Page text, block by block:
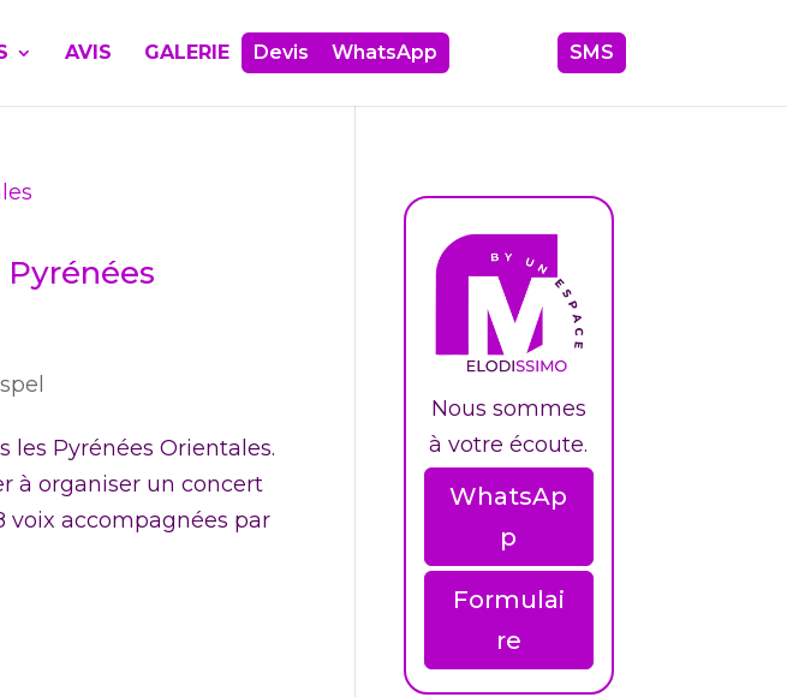
AVIS GALERIE 06 17 63 39 87
Devis WhatsApp SMS
les Pyrénées Orientales.
à organiser un concert
voix accompagnées par
Nous sommes
à votre écoute.
WhatsAp
p
Formulai
re